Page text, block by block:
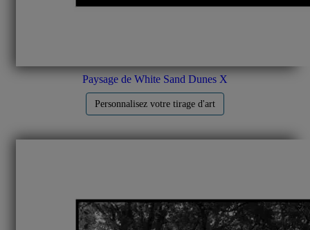
Paysage de White Sand Dunes X
Personnalisez votre tirage d'art